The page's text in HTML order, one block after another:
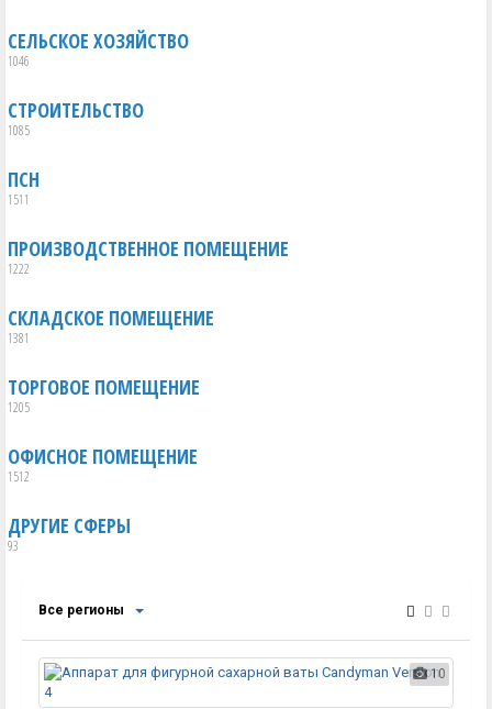
СЕЛЬСКОЕ ХОЗЯЙСТВО
1046
СТРОИТЕЛЬСТВО
1085
ПСН
1511
ПРОИЗВОДСТВЕННОЕ ПОМЕЩЕНИЕ
1222
СКЛАДСКОЕ ПОМЕЩЕНИЕ
1381
ТОРГОВОЕ ПОМЕЩЕНИЕ
1205
ОФИСНОЕ ПОМЕЩЕНИЕ
1512
ДРУГИЕ СФЕРЫ
93
Все регионы
10